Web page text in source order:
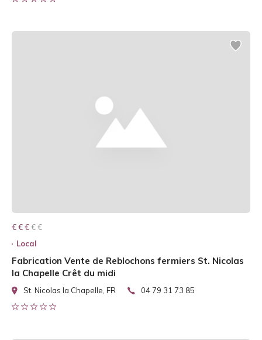
€ € € € €
€ € €
Local
Fabrication Vente de Reblochons fermiers St. Nicolas
la Chapelle Crêt du midi
St. Nicolas la Chapelle, FR 04 79 31 73 85